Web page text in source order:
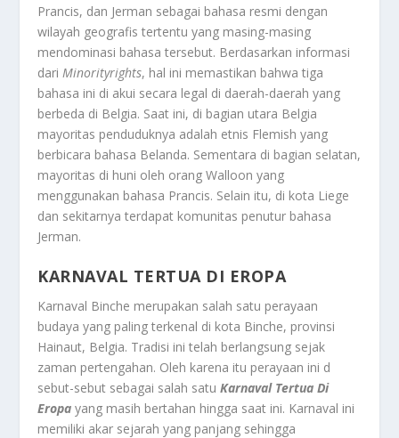
Prancis, dan Jerman sebagai bahasa resmi dengan
wilayah geografis tertentu yang masing-masing
mendominasi bahasa tersebut. Berdasarkan informasi
dari Minorityrights, hal ini memastikan bahwa tiga
bahasa ini di akui secara legal di daerah-daerah yang
berbeda di Belgia. Saat ini, di bagian utara Belgia
mayoritas penduduknya adalah etnis Flemish yang
berbicara bahasa Belanda. Sementara di bagian selatan,
mayoritas di huni oleh orang Walloon yang
menggunakan bahasa Prancis. Selain itu, di kota Liege
dan sekitarnya terdapat komunitas penutur bahasa
Jerman.
KARNAVAL TERTUA DI EROPA
Karnaval Binche merupakan salah satu perayaan
budaya yang paling terkenal di kota Binche, provinsi
Hainaut, Belgia. Tradisi ini telah berlangsung sejak
zaman pertengahan. Oleh karena itu perayaan ini d
sebut-sebut sebagai salah satuKarnaval Tertua Di
Eropa yang masih bertahan hingga saat ini. Karnaval ini
memiliki akar sejarah yang panjang sehingga